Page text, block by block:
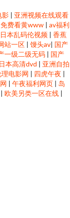
影 | 亚洲视频在线观看
免费看黄www | av福利
日本乱码伦视频 | 香蕉
站一区 | 馒头av| 国产
一级二级无码 | 国产
日本高清dvd | 亚洲自拍
电影网 | 四虎午夜 |
| 午夜福利网页 | 岛
| 欧美另类一区在线 |